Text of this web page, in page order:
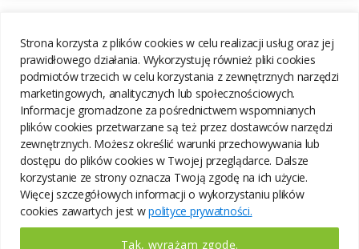
Strona korzysta z plików cookies w celu realizacji usług oraz jej
prawidłowego działania. Wykorzystuję również pliki cookies
podmiotów trzecich w celu korzystania z zewnętrznych narzędzi
marketingowych, analitycznych lub społecznościowych.
Informacje gromadzone za pośrednictwem wspomnianych
plików cookies przetwarzane są też przez dostawców narzędzi
zewnętrznych. Możesz określić warunki przechowywania lub
dostępu do plików cookies w Twojej przeglądarce. Dalsze
korzystanie ze strony oznacza Twoją zgodę na ich użycie.
Więcej szczegółowych informacji o wykorzystaniu plików
cookies zawartych jest wpolityce prywatności.
Tak, wyrażam zgodę.